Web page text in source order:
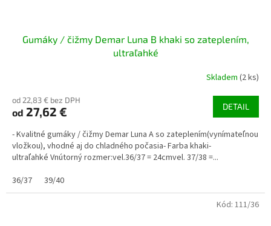
Gumáky / čižmy Demar Luna B khaki so zateplením,
ultraľahké
Skladem (2 ks)
od 22,83 € bez DPH
od 27,62 € DETAIL
- Kvalitné gumáky / čižmy Demar Luna A so zateplením(vynímateľnou
vložkou), vhodné aj do chladného počasia- Farba khaki-
ultraľahké Vnútorný rozmer:vel.36/37 = 24cmvel. 37/38 =...
36/37
39/40
Kód: 111/36